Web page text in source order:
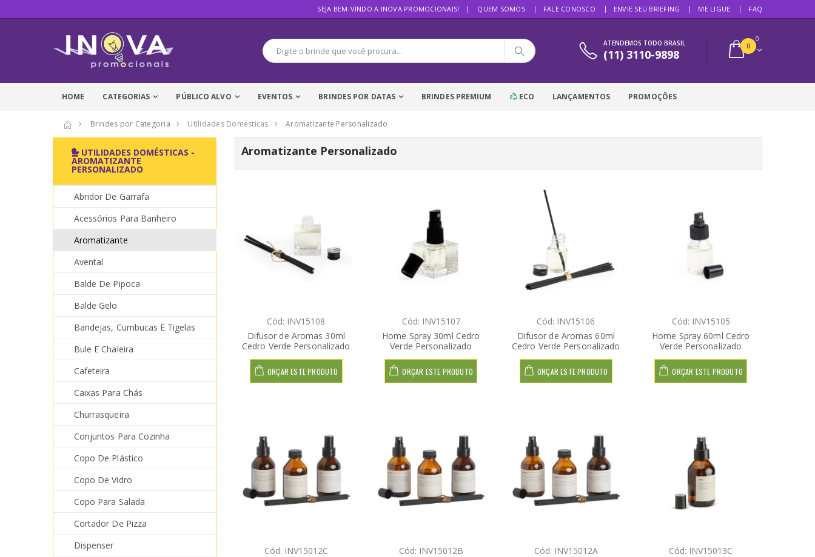
SEJA BEM-VINDO A INOVA PROMOCIONAIS! QUEM SOMOS FALE CONOSCO ENVIE SEU BRIEFING ME LIGUE FAQ
ATENDEMOS TODO BRASIL
(11) 3110-9898
0
0
HOME CATEGORIAS PÚBLICO ALVO EVENTOS BRINDES POR DATAS BRINDES PREMIUM ECO LANÇAMENTOS PROMOÇÕES
Brindes por Categoria Utilidades Domésticas Aromatizante Personalizado
Aromatizante Personalizado
Cód: INV15108
Difusor de Aromas 30ml
Cedro Verde Personalizado
ORÇAR ESTE PRODUTO
Cód: INV15107
Home Spray 30ml Cedro
Verde Personalizado
ORÇAR ESTE PRODUTO
Cód: INV15106
Difusor de Aromas 60ml
Cedro Verde Personalizado
ORÇAR ESTE PRODUTO
Cód: INV15105
Home Spray 60ml Cedro
Verde Personalizado
ORÇAR ESTE PRODUTO
Cód: INV15012C
Cód: INV15012B
Cód: INV15012A
Cód: INV15013C
UTILIDADES DOMÉSTICAS -
AROMATIZANTE
PERSONALIZADO
Abridor De Garrafa
Acessórios Para Banheiro
Aromatizante
Avental
Balde De Pipoca
Balde Gelo
Bandejas, Cumbucas E Tigelas
Bule E Chaleira
Cafeteira
Caixas Para Chás
Churrasqueira
Conjuntos Para Cozinha
Copo De Plástico
Copo De Vidro
Copo Para Salada
Cortador De Pizza
Dispenser